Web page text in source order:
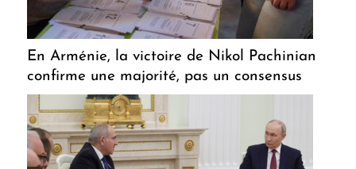
En Arménie, la victoire de Nikol Pachinian
confirme une majorité, pas un consensus